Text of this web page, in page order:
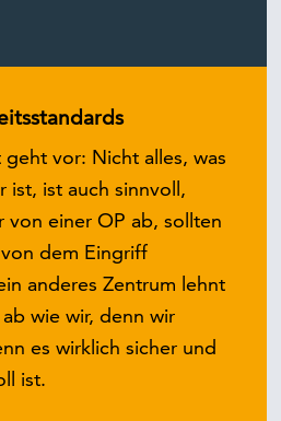
vor: Nicht alles, was
ist, ist auch sinnvoll,
von einer OP ab, sollten
dem Eingriff
anderes Zentrum lehnt
wie wir, denn wir
es wirklich sicher und
ist.